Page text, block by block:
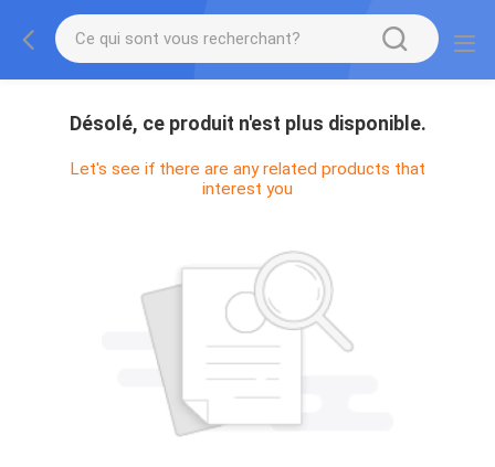
Désolé, ce produit n'est plus disponible.
Let's see if there are any related products that
interest you